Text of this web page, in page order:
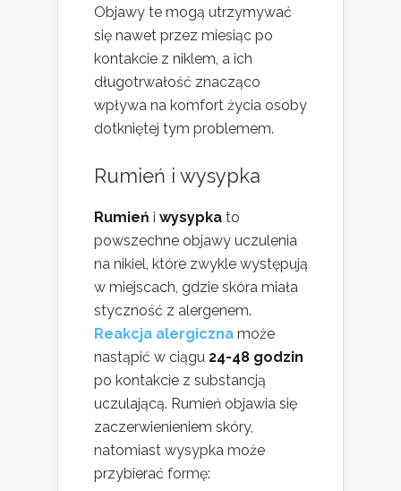
Objawy te mogą utrzymywać
się nawet przez miesiąc po
kontakcie z niklem, a ich
długotrwałość znacząco
wpływa na komfort życia osoby
dotkniętej tym problemem.
Rumień i wysypka
Rumień i wysypka to
powszechne objawy uczulenia
na nikiel, które zwykle występują
w miejscach, gdzie skóra miała
styczność z alergenem.
Reakcja alergiczna może
nastąpić w ciągu 24-48 godzin
po kontakcie z substancją
uczulającą. Rumień objawia się
zaczerwienieniem skóry,
natomiast wysypka może
przybierać formę: